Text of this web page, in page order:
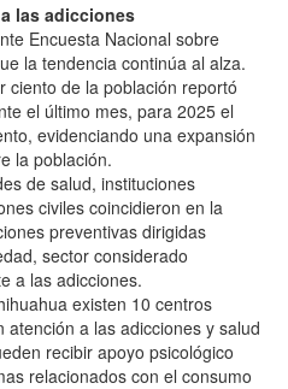
las adicciones
Encuesta Nacional sobre
la tendencia continúa al alza.
ciento de la población reportó
el último mes, para 2025 el
evidenciando una expansión
la población.
de salud, instituciones
civiles coincidieron en la
preventivas dirigidas
sector considerado
a las adicciones.
existen 10 centros
a las adicciones y salud
recibir apoyo psicológico
relacionados con el consumo